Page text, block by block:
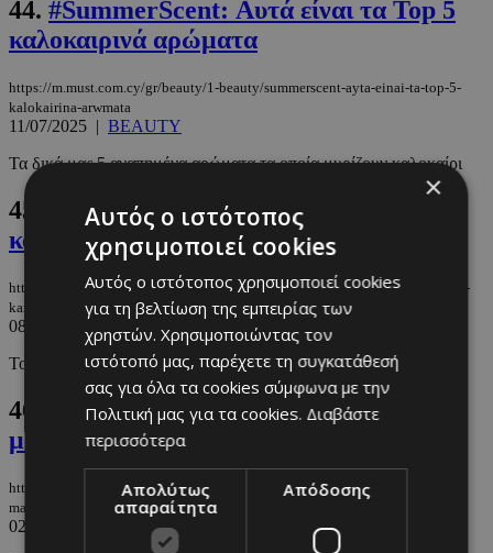
44. #SummerScent: Αυτά είναι τα Top 5
καλοκαιρινά αρώματα
https://m.must.com.cy/gr/beauty/1-beauty/summerscent-ayta-einai-ta-top-5-
kalokairina-arwmata
11/07/2025 | BEAUTY
Τα δικά μας 5 αγαπημένα αρώματα τα οποία μυρίζουν καλοκαίρι
45.
W Blush: Η νέα τεχνική που θα σας
κάνει να φαίνεστε sunkissed
https://m.must.com.cy/gr/beauty/1-beauty/w-blush-i-nea-texniki-poy-tha-sas-
kanei-na-faineste-sunkissed
08/07/2025
BEAUTY
Το νέο trendy trick που θα αναβαθμίσει το κάθε μακιγιάζ σας.
46.
Τα 5 ιδανικότερα SPF κάτω από το
μακιγιάζ
https://m.must.com.cy/gr/beauty/1-beauty/ta-5-idanikotera-spf-kato-apo-to-
makigiaz
02/07/2025
BEAUTY
×
Αυτός ο ιστότοπος
χρησιμοποιεί cookies
Αυτός ο ιστότοπος χρησιμοποιεί cookies
για τη βελτίωση της εμπειρίας των
χρηστών. Χρησιμοποιώντας τον
ιστότοπό μας, παρέχετε τη συγκατάθεσή
σας για όλα τα cookies σύμφωνα με την
Πολιτική μας για τα cookies. Διαβάστε
περισσότερα
Απολύτως
απαραίτητα
Απόδοσης